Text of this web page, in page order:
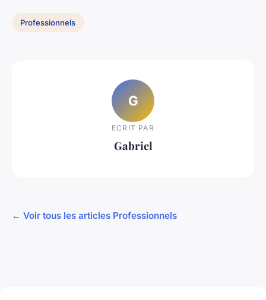
Professionnels
G
ECRIT PAR
Gabriel
← Voir tous les articles Professionnels